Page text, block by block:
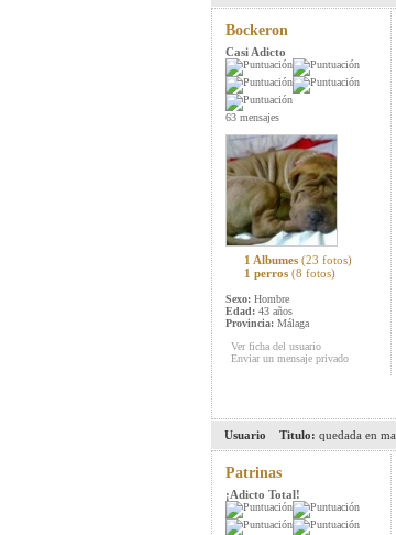
Bockeron
Casi Adicto
63 mensajes
1 Albumes (23 fotos)
1 perros (8 fotos)
Sexo: Hombre
Edad: 43 años
Provincia: Málaga
Ver ficha del usuario
Enviar un mensaje privado
Usuario Titulo: quedada en
Patrinas
¡Adicto Total!